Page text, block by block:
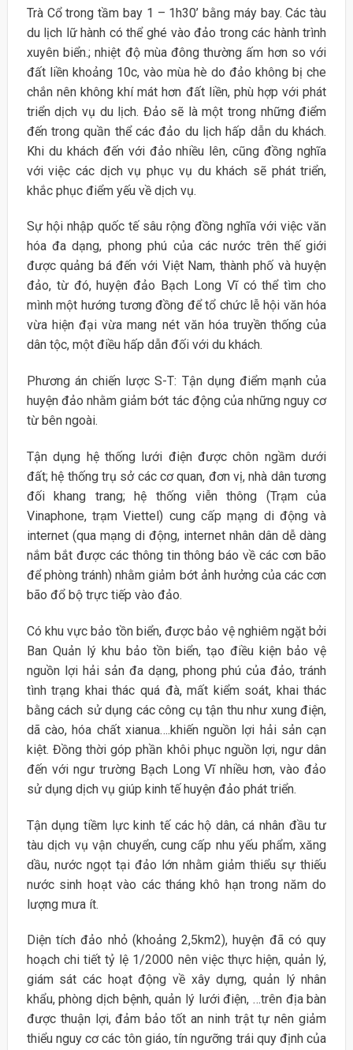
Trà Cổ trong tầm bay 1 – 1h30’ bằng máy bay. Các tàu
du lịch lữ hành có thể ghé vào đảo trong các hành trình
xuyên biển.; nhiệt độ mùa đông thường ấm hơn so với
đất liền khoảng 10c, vào mùa hè do đảo không bị che
chắn nên không khí mát hơn đất liền, phù hợp với phát
triển dịch vụ du lịch. Đảo sẽ là một trong những điểm
đến trong quần thể các đảo du lịch hấp dẫn du khách.
Khi du khách đến với đảo nhiều lên, cũng đồng nghĩa
với việc các dịch vụ phục vụ du khách sẽ phát triển,
khắc phục điểm yếu về dịch vụ.
Sự hội nhập quốc tế sâu rộng đồng nghĩa với việc văn
hóa đa dạng, phong phú của các nước trên thế giới
được quảng bá đến với Việt Nam, thành phố và huyện
đảo, từ đó, huyện đảo Bạch Long Vĩ có thể tìm cho
mình một hướng tương đồng để tổ chức lễ hội văn hóa
vừa hiện đại vừa mang nét văn hóa truyền thống của
dân tộc, một điều hấp dẫn đối với du khách.
Phương án chiến lược S-T: Tận dụng điểm mạnh của
huyện đảo nhằm giảm bớt tác động của những nguy cơ
từ bên ngoài.
Tận dụng hệ thống lưới điện được chôn ngầm dưới
đất; hệ thống trụ sở các cơ quan, đơn vị, nhà dân tương
đối khang trang; hệ thống viễn thông (Trạm của
Vinaphone, trạm Viettel) cung cấp mạng di động và
internet (qua mạng di động, internet nhân dân dễ dàng
nắm bắt được các thông tin thông báo về các cơn bão
để phòng tránh) nhằm giảm bớt ảnh hưởng của các cơn
bão đổ bộ trực tiếp vào đảo.
Có khu vực bảo tồn biển, được bảo vệ nghiêm ngặt bởi
Ban Quản lý khu bảo tồn biển, tạo điều kiện bảo vệ
nguồn lợi hải sản đa dạng, phong phú của đảo, tránh
tình trạng khai thác quá đà, mất kiểm soát, khai thác
bằng cách sử dụng các công cụ tận thu như xung điện,
dã cào, hóa chất xianua….khiến nguồn lợi hải sản cạn
kiệt. Đồng thời góp phần khôi phục nguồn lợi, ngư dân
đến với ngư trường Bạch Long Vĩ nhiều hơn, vào đảo
sử dụng dịch vụ giúp kinh tế huyện đảo phát triển.
Tận dụng tiềm lực kinh tế các hộ dân, cá nhân đầu tư
tàu dịch vụ vận chuyển, cung cấp nhu yếu phẩm, xăng
dầu, nước ngọt tại đảo lớn nhằm giảm thiểu sự thiếu
nước sinh hoạt vào các tháng khô hạn trong năm do
lượng mưa ít.
Diện tích đảo nhỏ (khoảng 2,5km2), huyện đã có quy
hoạch chi tiết tỷ lệ 1/2000 nên việc thực hiện, quản lý,
giám sát các hoạt động về xây dựng, quản lý nhân
khẩu, phòng dịch bệnh, quản lý lưới điện, …trên địa bàn
được thuận lợi, đảm bảo tốt an ninh trật tự nên giảm
thiểu nguy cơ các tôn giáo, tín ngưỡng trái quy định của